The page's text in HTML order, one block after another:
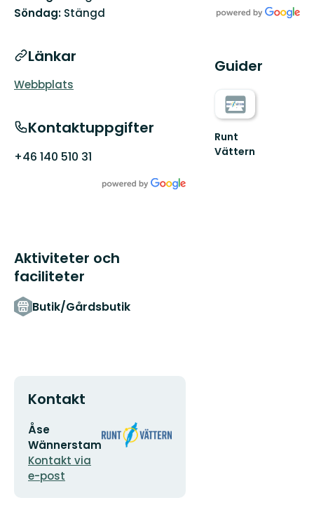
Söndag: Stängd
Länkar
Webbplats
Kontaktuppgifter
+46 140 510 31
Aktiviteter och
faciliteter
Butik/Gårdsbutik
Kontakt
E-
postadress
Åse
Wännerstam
Kontakt via
e-post
Organisationens
logotyp
Guider
Runt
Vättern